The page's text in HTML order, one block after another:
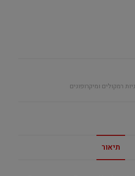
רמקולים ומיקרופונים
תיאור